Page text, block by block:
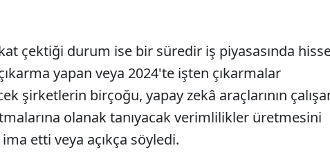
çektiği durum ise bir süredir iş piyasasında
yapan veya 2024'te işten çıkarmalar
şirketlerin birçoğu, yapay zekâ araçlarının
olanak tanıyacak verimlilikler üretmesini
etti veya açıkça söyledi.